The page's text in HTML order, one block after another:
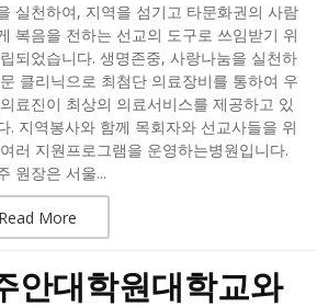
실천하여, 지역을 섬기고 타문화권의 사람
복음을 전하는 선교의 도구로 쓰임받기 위
되었습니다. 생명존중, 사랑나눔을 실천하
클리닉으로 최첨단 의료장비를 통하여 우
료진이 최상의 의료서비스를 제공하고 있
. 지역봉사와 함께 목회자와 선교사들을 위
러 지원프로그램을 운영하는병원입니다.
원장은 서울...
Read More
안대학원대학교와